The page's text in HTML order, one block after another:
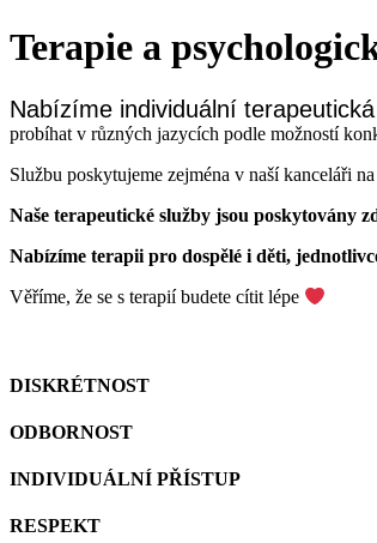
Terapie a
Nabízíme individuální
probíhat v různých jazycích podle možností
Službu poskytujeme zejména v naší kanceláři
Naše terapeutické služby jsou poskytovány
Nabízíme terapii pro dospělé i děti,
Věříme, že se s terapií budete cítit lépe
DISKRÉTNOST
ODBORNOST
INDIVIDUÁLNÍ PŘÍSTUP
RESPEKT